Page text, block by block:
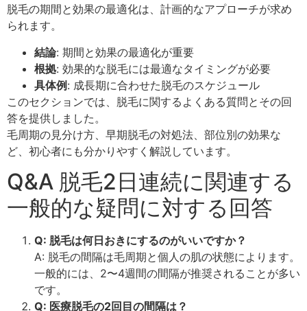
脱毛の期間と効果の最適化は、計画的なアプローチが求め
られます。
結論: 期間と効果の最適化が重要
根拠: 効果的な脱毛には最適なタイミングが必要
具体例: 成長期に合わせた脱毛のスケジュール
このセクションでは、脱毛に関するよくある質問とその回
答を提供しました。
毛周期の見分け方、早期脱毛の対処法、部位別の効果な
ど、初心者にも分かりやすく解説しています。
Q&A 脱毛2日連続に関連する
一般的な疑問に対する回答
Q: 脱毛は何日おきにするのがいいですか？
A: 脱毛の間隔は毛周期と個人の肌の状態によります。
一般的には、2〜4週間の間隔が推奨されることが多い
です。
Q: 医療脱毛の2回目の間隔は？